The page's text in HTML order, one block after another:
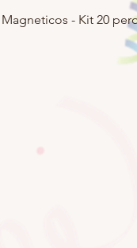
- Kit 20